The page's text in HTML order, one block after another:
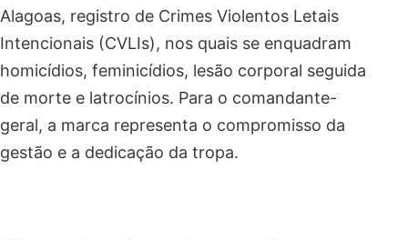
Alagoas, registro de Crimes Violentos Letais
Intencionais (CVLIs), nos quais se enquadram
homicídios, feminicídios, lesão corporal seguida
de morte e latrocínios. Para o comandante-
geral, a marca representa o compromisso da
gestão e a dedicação da tropa.